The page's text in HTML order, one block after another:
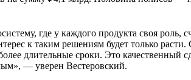
где у каждого продукта своя роль,
к таким решениям будет только расти.
длительные сроки. Это качественный
— уверен Вестеровский.